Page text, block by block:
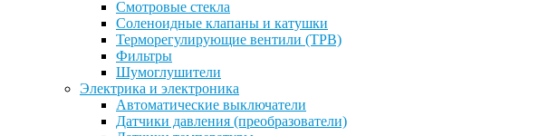
Смотровые стекла
Соленоидные клапаны и катушки
Терморегулирующие вентили (ТРВ)
Фильтры
Шумоглушители
Электрика и электроника
Автоматические выключатели
Датчики давления (преобразователи)